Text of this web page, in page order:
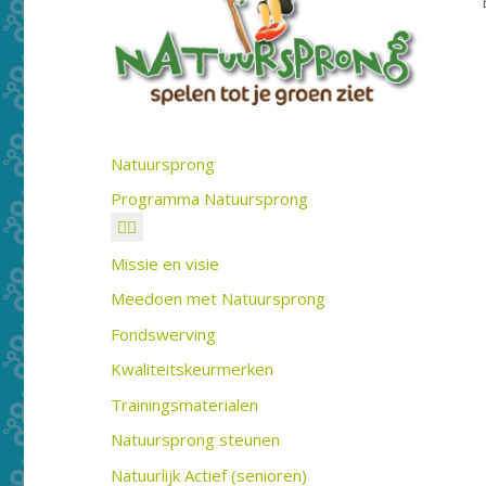
Natuursprong
Programma Natuursprong
Missie en visie
Meedoen met Natuursprong
Fondswerving
Kwaliteitskeurmerken
Trainingsmaterialen
Natuursprong steunen
Natuurlijk Actief (senioren)